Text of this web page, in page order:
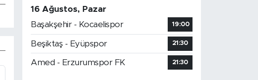
16 Ağustos, Pazar
Başakşehir - Kocaelispor
19:00
Beşiktaş - Eyüpspor 21:30
Amed - Erzurumspor FK 21:30